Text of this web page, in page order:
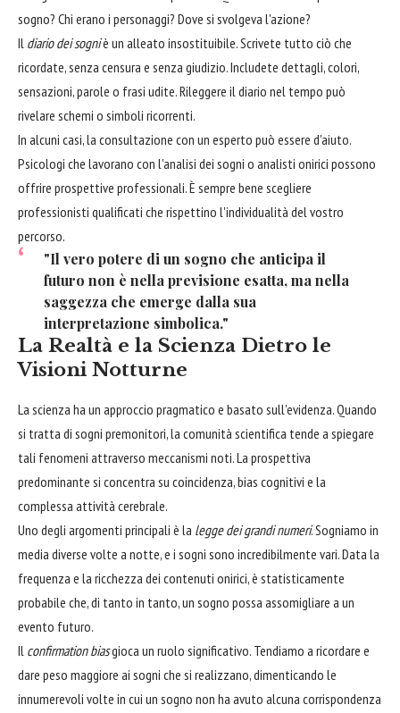
sogno? Chi erano i personaggi? Dove si svolgeva l'azione?
Il diario dei sogniè un alleato insostituibile. Scrivete tutto ciò che
ricordate, senza censura e senza giudizio. Includete dettagli, colori,
sensazioni, parole o frasi udite. Rileggere il diario nel tempo può
rivelare schemi o simboli ricorrenti.
In alcuni casi, la consultazione con un esperto può essere d'aiuto.
Psicologi che lavorano con l'analisi dei sogni o analisti onirici possono
offrire prospettive professionali. È sempre bene scegliere
professionisti qualificati che rispettino l'individualità del vostro
percorso.
"Il vero potere di un sogno che anticipa il
futuro non è nella previsione esatta, ma nella
saggezza che emerge dalla sua
interpretazione simbolica."
La Realtà e la Scienza Dietro le
Visioni Notturne
La scienza ha un approccio pragmatico e basato sull'evidenza. Quando
si tratta di sogni premonitori, la comunità scientifica tende a spiegare
tali fenomeni attraverso meccanismi noti. La prospettiva
predominante si concentra su coincidenza, bias cognitivi e la
complessa attività cerebrale.
Uno degli argomenti principali è la legge dei grandi numeri. Sogniamo in
media diverse volte a notte, e i sogni sono incredibilmente vari. Data la
frequenza e la ricchezza dei contenuti onirici, è statisticamente
probabile che, di tanto in tanto, un sogno possa assomigliare a un
evento futuro.
Il confirmation biasgioca un ruolo significativo. Tendiamo a ricordare e
dare peso maggiore ai sogni che si realizzano, dimenticando le
innumerevoli volte in cui un sogno non ha avuto alcuna corrispondenza